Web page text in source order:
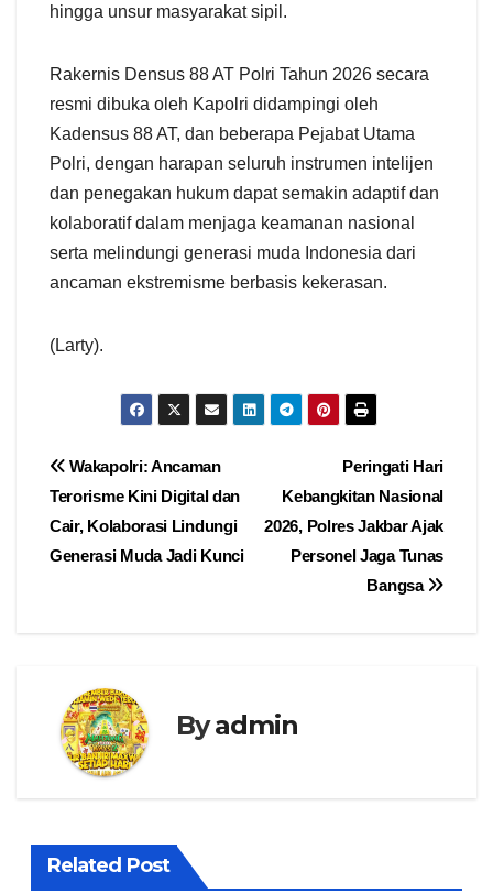
hingga unsur masyarakat sipil.
Rakernis Densus 88 AT Polri Tahun 2026 secara
resmi dibuka oleh Kapolri didampingi oleh
Kadensus 88 AT, dan beberapa Pejabat Utama
Polri, dengan harapan seluruh instrumen intelijen
dan penegakan hukum dapat semakin adaptif dan
kolaboratif dalam menjaga keamanan nasional
serta melindungi generasi muda Indonesia dari
ancaman ekstremisme berbasis kekerasan.
(Larty).
Navigasi
pos
Peringati Hari
Kebangkitan Nasional
2026, Polres Jakbar Ajak
Personel Jaga Tunas
Bangsa
Wakapolri: Ancaman
Terorisme Kini Digital dan
Cair, Kolaborasi Lindungi
Generasi Muda Jadi Kunci
Byadmin
Related Post